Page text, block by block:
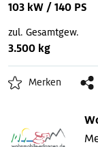
103 kW / 140 PS
zul. Gesamtgew.
3.500 kg
Merken